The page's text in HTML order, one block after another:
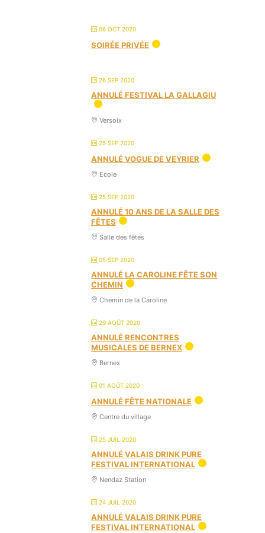
06 OCT 2020
SOIRÉE PRIVÉE
26 SEP 2020
ANNULÉ FESTIVAL LA GALLAGIU
Versoix
25 SEP 2020
ANNULÉ VOGUE DE VEYRIER
Ecole
25 SEP 2020
ANNULÉ 10 ANS DE LA SALLE DES
FÊTES
Salle des fêtes
05 SEP 2020
ANNULÉ LA CAROLINE FÊTE SON
CHEMIN
Chemin de la Caroline
29 AOÛT 2020
ANNULÉ RENCONTRES
MUSICALES DE BERNEX
Bernex
01 AOÛT 2020
ANNULÉ FÊTE NATIONALE
Centre du village
25 JUIL 2020
ANNULÉ VALAIS DRINK PURE
FESTIVAL INTERNATIONAL
Nendaz Station
24 JUIL 2020
ANNULÉ VALAIS DRINK PURE
FESTIVAL INTERNATIONAL